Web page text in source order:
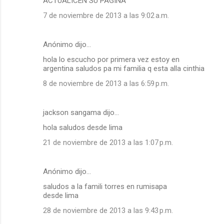
7 de noviembre de 2013 a las 9:02 a.m.
Anónimo dijo…
hola lo escucho por primera vez estoy en
argentina saludos pa mi familia q esta alla cinthia
8 de noviembre de 2013 a las 6:59 p.m.
jackson sangama dijo…
hola saludos desde lima
21 de noviembre de 2013 a las 1:07 p.m.
Anónimo dijo…
saludos a la famili torres en rumisapa
desde lima
28 de noviembre de 2013 a las 9:43 p.m.